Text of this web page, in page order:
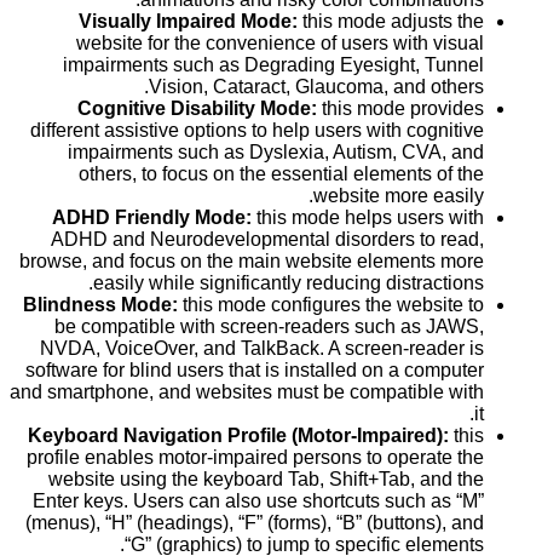
Visually Impaired Mode: this mode adjusts the
website for the convenience of users with visual
impairments such as Degrading Eyesight, Tunnel
Vision, Cataract, Glaucoma, and others.
Cognitive Disability Mode: this mode provides
different assistive options to help users with cognitive
impairments such as Dyslexia, Autism, CVA, and
others, to focus on the essential elements of the
website more easily.
ADHD Friendly Mode: this mode helps users with
ADHD and Neurodevelopmental disorders to read,
browse, and focus on the main website elements more
easily while significantly reducing distractions.
Blindness Mode: this mode configures the website to
be compatible with screen-readers such as JAWS,
NVDA, VoiceOver, and TalkBack. A screen-reader is
software for blind users that is installed on a computer
and smartphone, and websites must be compatible with
it.
Keyboard Navigation Profile (Motor-Impaired): this
profile enables motor-impaired persons to operate the
website using the keyboard Tab, Shift+Tab, and the
Enter keys. Users can also use shortcuts such as “M”
(menus), “H” (headings), “F” (forms), “B” (buttons), and
“G” (graphics) to jump to specific elements.